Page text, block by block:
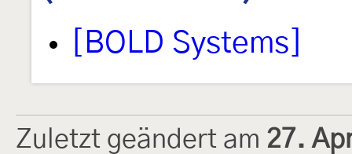
[BOLD Systems]
Zuletzt geändert am 27.